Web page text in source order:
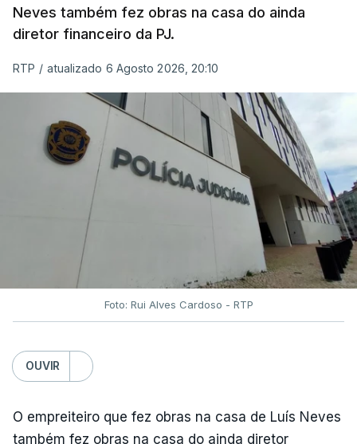
Neves também fez obras na casa do ainda
diretor financeiro da PJ.
RTP / atualizado 6 Agosto 2026, 20:10
Foto: Rui Alves Cardoso - RTP
OUVIR
O empreiteiro que fez obras na casa de Luís Neves
também fez obras na casa do ainda diretor